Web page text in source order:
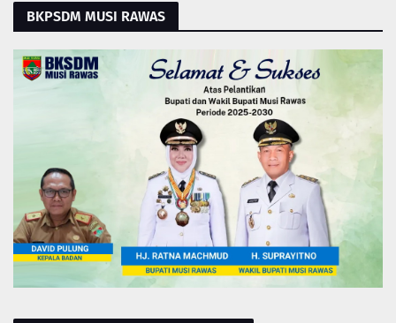
BKPSDM MUSI RAWAS